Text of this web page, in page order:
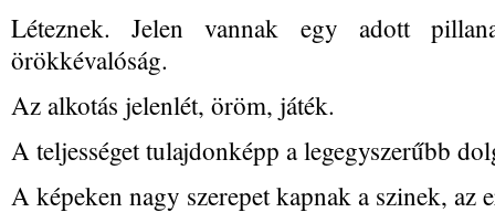
Léteznek. Jelen vannak egy adott
örökkévalóság.
Az alkotás jelenlét, öröm, játék.
A teljességet tulajdonképp a legegyszerűbb
A képeken nagy szerepet kapnak a szinek, az